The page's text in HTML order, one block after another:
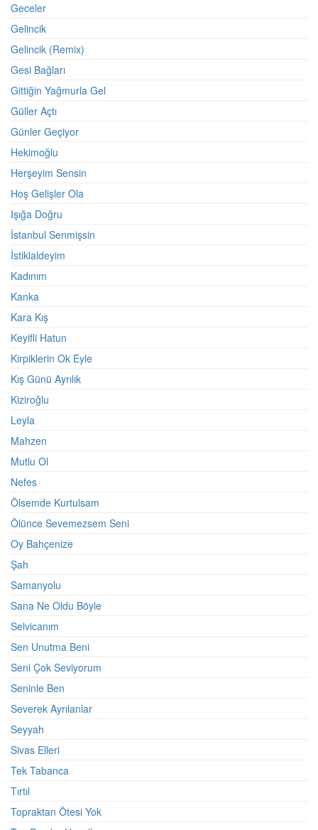
Geceler
Gelincik
Gelincik (Remix)
Gesi Bağları
Gittiğin Yağmurla Gel
Güller Açtı
Günler Geçiyor
Hekimoğlu
Herşeyim Sensin
Hoş Gelişler Ola
Işığa Doğru
İstanbul Senmişsin
İstiklaldeyim
Kadınım
Kanka
Kara Kış
Keyifli Hatun
Kirpiklerin Ok Eyle
Kış Günü Ayrılık
Kiziroğlu
Leyla
Mahzen
Mutlu Ol
Nefes
Ölsemde Kurtulsam
Ölünce Sevemezsem Seni
Oy Bahçenize
Şah
Samanyolu
Sana Ne Oldu Böyle
Selvicanım
Sen Unutma Beni
Seni Çok Seviyorum
Seninle Ben
Severek Ayrılanlar
Seyyah
Sivas Elleri
Tek Tabanca
Tırtıl
Topraktan Ötesi Yok